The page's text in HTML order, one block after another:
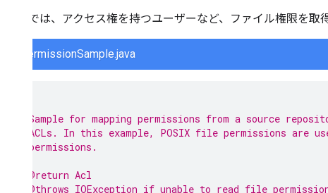
次の例では、アクセス権を持つユーザーなど、ファイル権限を取
FilePermissionSample.java
* Sample for mapping permissions from a source
* ACLs. In this example, POSIX file permissions are
* permissions.
* @return Acl
* @throws IOException if unable to read file